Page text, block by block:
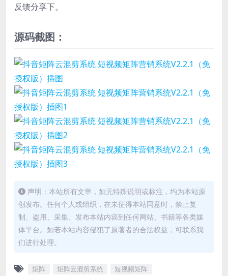
反馈分享下。
源码截图：
声明：本站所有文章，如无特殊说明或标注，均为本站原
创发布。任何个人或组织，在未征得本站同意时，禁止复
制、盗用、采集、发布本站内容到任何网站、书籍等各类媒
体平台。如若本站内容侵犯了原著者的合法权益，可联系我
们进行处理。
矩阵 矩阵云混剪系统 短视频矩阵